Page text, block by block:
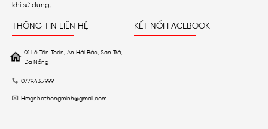
khi sử dụng.
THÔNG TIN LIÊN HỆ
01 Lê Tấn Toán, An Hải Bắc, Sơn Trà,
Đà Nẵng
0779.43.7999
Hmgnhathongminh@gmail.com
KẾT NỐI FACEBOOK